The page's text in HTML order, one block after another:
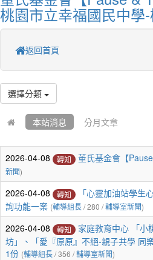
桃園市立幸福國民中學
返回首頁
選擇分類
本站消息 分月文章
2026-04-08 轉知 董氏基金會【
新聞)
2026-04-08 轉知
「心靈加油站學
詢功能一案 (輔導組長/ 280 /輔導室新聞)
2026-04-08 轉知
家庭教育中心 「小
坊」、「愛『原原』不絕-親子共學 同
1份 (輔導組長/ 356 /輔導室新聞)